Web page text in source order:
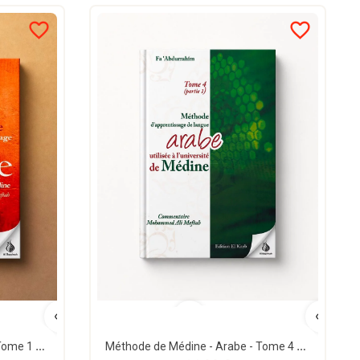
favorite_border
Méthode de Médine - Arabe - Tome 1 - El kiteb
favorite_border
Méthode de Médine - Arabe - Tome 4 partie 1 - El Kiteb